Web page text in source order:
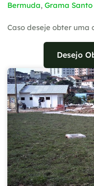
Bermuda, Grama
Caso deseje obter uma
Desejo